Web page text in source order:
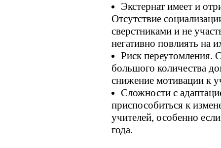
Экстернат имеет и
Отсутствие
сверстниками и не
негативно повлиять на
Риск переутомления.
большого количества
снижение мотивации к
Сложности с
приспособиться к
учителей, особенно
года.